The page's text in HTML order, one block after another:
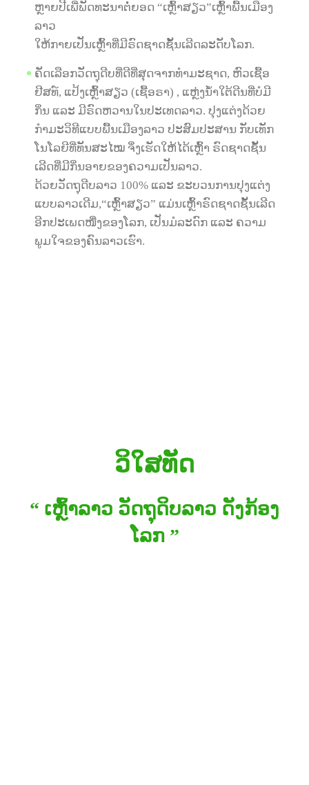
ຫຼາຍປີເພື່ພັດທະນາຕໍ່ຍອດ “ເຫຼົ້າສຽວ”ເຫຼົ້າພື້ນເມືອງ
ລາວ
ໃຫ້ກາຍເປັນເຫຼົ້າທີ່ມີຣົດຊາດຊັ້ນເລີດລະດັບໂລກ.
ຄັດເລືອກວັດຖຸດີບທີ່ດີທີ່ສຸດຈາກທຳມະຊາດ, ຫົວເຊື້ອ
ຢີສທ໌, ແປ້ງເຫຼົ້າສຽວ (ເຊື້ອຣາ) , ແຫຼ່ງນ້ຳໃຕ້ດີນທີ່ບໍມີ
ກິ່ນ ແລະ ມີຣົດຫວານໃນປະເທດລາວ. ປຸງແຕ່ງດ້ວຍ
ກຳມະວິທີແບບພື້ນເມືອງລາວ ປະສົມປະສານ ກັບເທັກ
ໂນໂລຍີທີ່ທັນສະໄໝ ຈຶ່ງເຮັດໃຫ້ໄດ້ເຫຼົ້າ ຣົດຊາດຊັ້ນ
ເລີດທີ່ມີກິ່ນອາຍຂອງຄວາມເປັນລາວ.
ດ້ວຍວັດຖຸດີບລາວ 100% ແລະ ຂະບວນການປຸງແຕ່ງ
ແບບລາວເດີມ,“ເຫຼົ້າສຽວ” ແມ່ນເຫຼົ້າຣົດຊາດຊັ້ນເລີດ
ອີກປະເພດໜື່ງຂອງໂລກ, ເປັນມໍລະດົກ ແລະ ຄວາມ
ພູມໃຈຂອງຄົນລາວເຮົາ.
ວິໃສທັດ
“ ເຫຼົ້າລາວ ວັດຖຸດິບລາວ ດັງກ້ອງ
ໂລກ ”